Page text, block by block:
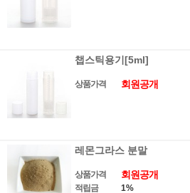
챕스틱용기[5ml]
상품가격 회원공개
레몬그라스 분말
상품가격 회원공개
적립금 1%